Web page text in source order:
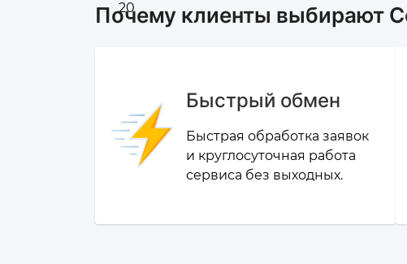
Почему клиенты выбирают
Быстрый обмен
Быстрая обработка заявок
и круглосуточная работа
сервиса без выходных.